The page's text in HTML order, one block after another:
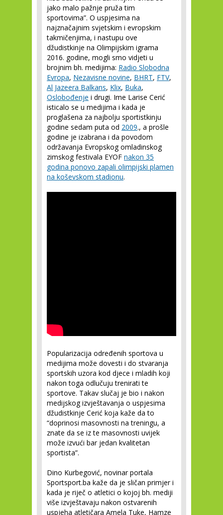
jako malo pažnje pruža tim
sportovima”. O uspjesima na
najznačajnim svjetskim i evropskim
takmičenjima, i nastupu ove
džudistkinje na Olimpijskim igrama
2016. godine, mogli smo vidjeti u
brojnim bh. medijima: Radio Slobodna
Evropa, Nezavisne novine, BHRT, FTV,
Al Jazeera Balkans, Klix, Buka,
Oslobođenje i drugi. Ime Larise Cerić
isticalo se u medijima i kada je
proglašena za najbolju sportistkinju
godine sedam puta od 2009., a prošle
godine je izabrana i da povodom
održavanja Evropskog omladinskog
zimskog festivala EYOF nakon 35
godina ponovo zapali olimpijski plamen
na koševskom stadionu.
Popularizacija određenih sportova u
medijima može dovesti i do stvaranja
sportskih uzora kod djece i mladih koji
nakon toga odlučuju trenirati te
sportove. Takav slučaj je bio i nakon
medijskog izvještavanja o uspjesima
džudistkinje Cerić koja kaže da to
“doprinosi masovnosti na treningu, a
znate da se iz te masovnosti uvijek
može izvući bar jedan kvalitetan
sportista”.
Dino Kurbegović, novinar portala
Sportsport.ba kaže da je sličan primjer i
kada je riječ o atletici o kojoj bh. mediji
više izvještavaju nakon ostvarenih
uspjeha atletičara Amela Tuke, Hamze